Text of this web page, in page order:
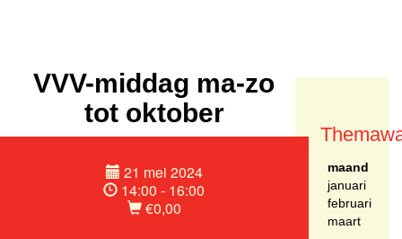
VVV-middag ma-zo
tot oktober
21 mei 2024
14:00 - 16:00
€0,00
maand
januari
februari
maart